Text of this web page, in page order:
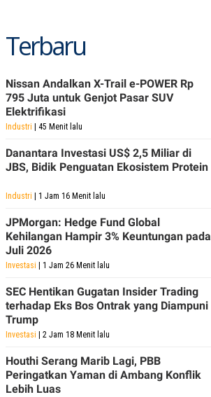
Terbaru
Nissan Andalkan X-Trail e-POWER Rp
795 Juta untuk Genjot Pasar SUV
Elektrifikasi
Industri | 45 Menit lalu
Danantara Investasi US$ 2,5 Miliar di
JBS, Bidik Penguatan Ekosistem Protein
Industri | 1 Jam 16 Menit lalu
JPMorgan: Hedge Fund Global
Kehilangan Hampir 3% Keuntungan pada
Juli 2026
Investasi | 1 Jam 26 Menit lalu
SEC Hentikan Gugatan Insider Trading
terhadap Eks Bos Ontrak yang Diampuni
Trump
Investasi | 2 Jam 18 Menit lalu
Houthi Serang Marib Lagi, PBB
Peringatkan Yaman di Ambang Konflik
Lebih Luas